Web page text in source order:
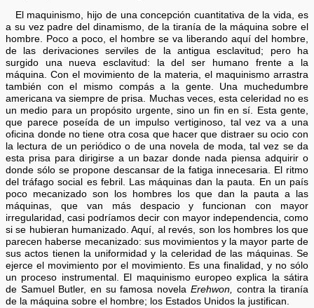
El maquinismo, hijo de una concepción cuantitativa de la vida, es
a su vez padre del dinamismo, de la tiranía de la máquina sobre el
hombre. Poco a poco, el hombre se va liberando aquí del hombre,
de las derivaciones serviles de la antigua esclavitud; pero ha
surgido una nueva esclavitud: la del ser humano frente a la
máquina. Con el movimiento de la materia, el maquinismo arrastra
también con el mismo compás a la gente. Una muchedumbre
americana va siempre de prisa. Muchas veces, esta celeridad no es
un medio para un propósito urgente, sino un fin en sí. Esta gente,
que parece poseída de un impulso vertiginoso, tal vez va a una
oficina donde no tiene otra cosa que hacer que distraer su ocio con
la lectura de un periódico o de una novela de moda, tal vez se da
esta prisa para dirigirse a un bazar donde nada piensa adquirir o
donde sólo se propone descansar de la fatiga innecesaria. El ritmo
del tráfago social es febril. Las máquinas dan la pauta. En un país
poco mecanizado son los hombres los que dan la pauta a las
máquinas, que van más despacio y funcionan con mayor
irregularidad, casi podríamos decir con mayor independencia, como
si se hubieran humanizado. Aquí, al revés, son los hombres los que
parecen haberse mecanizado: sus movimientos y la mayor parte de
sus actos tienen la uniformidad y la celeridad de las máquinas. Se
ejerce el movimiento por el movimiento. Es una finalidad, y no sólo
un proceso instrumental. El maquinismo europeo explica la sátira
de Samuel Butler, en su famosa novela Erehwon, contra la tiranía
de la máquina sobre el hombre; los Estados Unidos la justifican.